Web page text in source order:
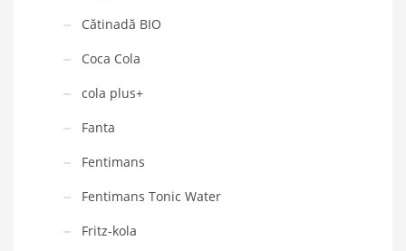
Cătinadă BIO
Coca Cola
cola plus+
Fanta
Fentimans
Fentimans Tonic Water
Fritz-kola